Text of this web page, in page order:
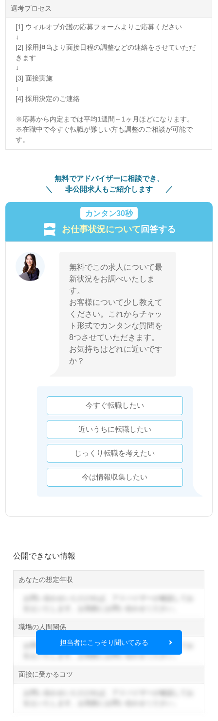
選考プロセス
[1] ウィルオブ介護の応募フォームよりご応募ください
↓
[2] 採用担当より面接日程の調整などの連絡をさせていただ
きます
↓
[3] 面接実施
↓
[4] 採用決定のご連絡
※応募から内定までは平均1週間～1ヶ月ほどになります。
※在職中で今すぐ転職が難しい方も調整のご相談が可能で
す。
無料でアドバイザーに相談でき、
非公開求人もご紹介します
カンタン30秒
お仕事状況について回答する
無料でこの求人について最
新状況をお調べいたしま
す。
お客様について少し教えて
ください。これからチャッ
ト形式でカンタンな質問を
8つさせていただきます。
お気持ちはどれに近いです
か？
今すぐ転職したい
近いうちに転職したい
じっくり転職を考えたい
今は情報収集したい
公開できない情報
あなたの想定年収
職場の人間関係
お問い合わせいただければ、アドバイザーが確認してお
伝えいたします。お気軽にお問い合わせください。
面接に受かるコツ
担当者にこっそり聞いてみる